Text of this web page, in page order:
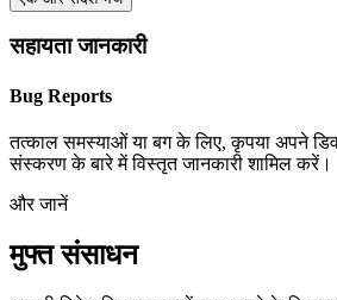
सहायता जानकारी
Bug Reports
तत्काल समस्याओं या बग के लिए, कृपया अपने
संस्करण के बारे में विस्तृत जानकारी शामिल करें।
और जानें
मुफ्त संसाधन